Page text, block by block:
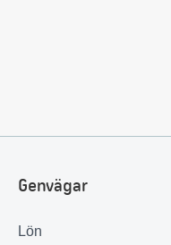
Genvägar
Lön